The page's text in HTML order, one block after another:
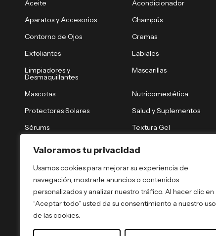
Valoramos tu privacidad
Usamos cookies para mejorar su experiencia de
navegación, mostrarle anuncios o contenidos
personalizados y analizar nuestro tráfico. Al hacer clic en
“Aceptar todo” usted da su consentimiento a nuestro uso
de las cookies.
Aceite
Acondicionador
Aparatos y Accesorios
Champús
Contorno de Ojos
Cremas
Exfoliantes
Labiales
Limpiadores y
Desmaquillantes
Mascarillas
Mascotas
Nutricomestética
Protectores Solares
Salud y Suplementos
Sérums
Textura Gel